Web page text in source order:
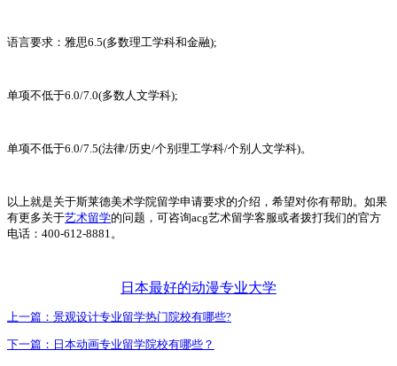
语言要求：雅思6.5(多数理工学科和金融);
单项不低于6.0/7.0(多数人文学科);
单项不低于6.0/7.5(法律/历史/个别理工学科/个别人文学科)。
以上就是关于斯莱德美术学院留学申请要求的介绍，希望对你有帮助。如果
有更多关于艺术留学的问题，可咨询acg艺术留学客服或者拨打我们的官方
电话：400-612-8881。
日本最好的动漫专业大学
上一篇： 景观设计专业留学热门院校有哪些?
下一篇： 日本动画专业留学院校有哪些？